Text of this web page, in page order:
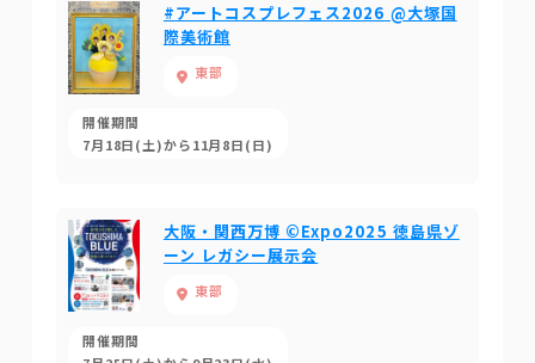
#アートコスプレフェス2026 @大塚国
際美術館
東部
開催期間
7月18日(土)から11月8日(日)
大阪・関西万博 ©Expo2025 徳島県ゾ
ーン レガシー展示会
東部
開催期間